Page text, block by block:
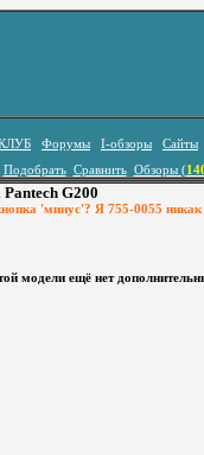
Форумы I-обзоры Сайты
Подобрать Сравнить Обзоры (
G200
'минус'? Я 755-0055 никак
модели ещё нет